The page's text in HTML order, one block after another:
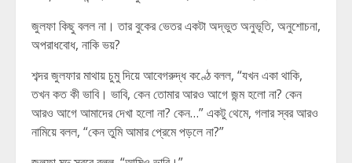
জুলফা কিছু বলল না। তার বুকের ভেতর একটা অদ্ভুত অনুভূতি, অনুশোচনা,
অপরাধবোধ, নাকি ভয়?
শব্দর জুলফার মাথায় চুমু দিয়ে আবেগরুদ্ধ কণ্ঠে বলল, “যখন একা থাকি,
তখন কত কী ভাবি। ভাবি, কেন তোমার আরও আগে জন্ম হলো না? কেন
আরও আগে আমাদের দেখা হলো না? কেন…” একটু থেমে, গলার স্বর আরও
নামিয়ে বলল, “কেন তুমি আমার প্রেমে পড়লে না?”